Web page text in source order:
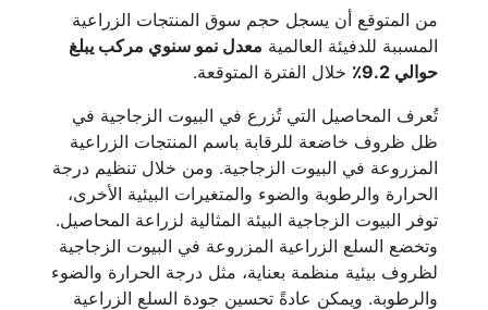
من المتوقع أن يسجل حجم سوق المنتجات الزراعية
المسببة للدفيئة العالمية معدل نمو سنوي مركب يبلغ
حوالي 9.2٪
خلال الفترة المتوقعة.
تُعرف المحاصيل التي تُزرع في البيوت الزجاجية في
ظل ظروف خاضعة للرقابة باسم المنتجات الزراعية
المزروعة في البيوت الزجاجية. ومن خلال تنظيم درجة
الحرارة والرطوبة والضوء والمتغيرات البيئية الأخرى،
توفر البيوت الزجاجية البيئة المثالية لزراعة المحاصيل.
وتخضع السلع الزراعية المزروعة في البيوت الزجاجية
لظروف بيئية منظمة بعناية، مثل درجة الحرارة والضوء
والرطوبة. ويمكن عادةً تحسين جودة السلع الزراعية